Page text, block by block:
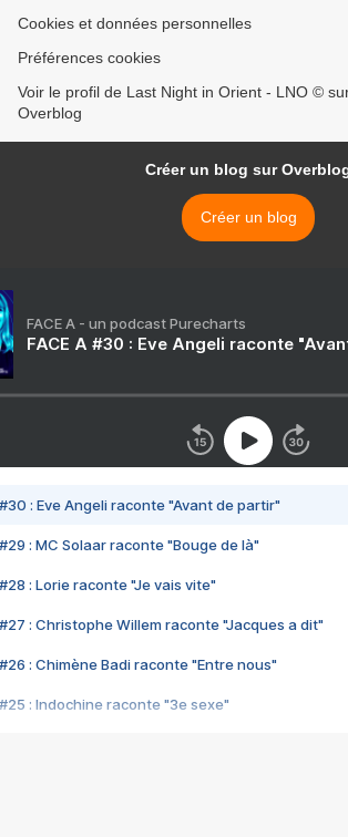
Cookies et données personnelles
Préférences cookies
Voir le profil de Last Night in Orient - LNO ©
Overblog
Créer un blog sur
Créer un blog
FACE A - un podcast Purecharts
FACE A #30 : Eve Angeli raconte
#30 : Eve Angeli raconte "Avant de partir"
#29 : MC Solaar raconte "Bouge de là"
#28 : Lorie raconte "Je vais vite"
#27 : Christophe Willem raconte "Jacques a dit"
#26 : Chimène Badi raconte "Entre nous"
#25 : Indochine raconte "3e sexe"